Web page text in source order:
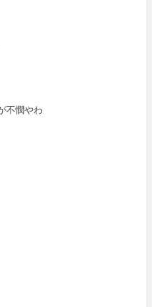
不憫やわ